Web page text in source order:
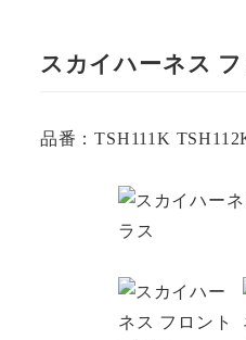
スカイハーネス
品番：TSH111K